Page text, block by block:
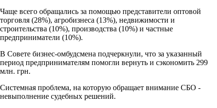
Чаще всего обращались за помощью представители оптовой
торговля (28%), агробизнеса (13%), недвижимости и
строительства (10%), производства (10%) и частные
предприниматели (10%).
В Совете бизнес-омбудсмена подчеркнули, что за указанный
период предпринимателям помогли вернуть и сэкономить 299
млн. грн.
Системная проблема, на которую обращает внимание СБО -
невыполнение судебных решений.